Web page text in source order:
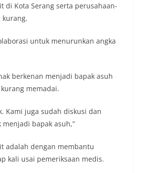
di Kota Serang serta perusahaan-
kurang.
untuk menurunkan angka
berkenan menjadi bapak asuh
memadai.
Kami juga sudah diskusi dan
bapak asuh,”
adalah dengan membantu
kali usai pemeriksaan medis.